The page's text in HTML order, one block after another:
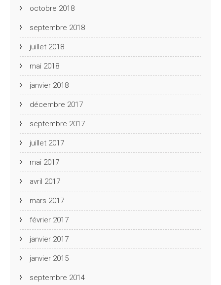
octobre 2018
septembre 2018
juillet 2018
mai 2018
janvier 2018
décembre 2017
septembre 2017
juillet 2017
mai 2017
avril 2017
mars 2017
février 2017
janvier 2017
janvier 2015
septembre 2014